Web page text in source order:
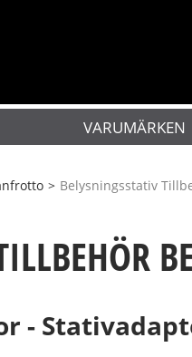
VARUMÄRKEN
> Belysningsstativ
-